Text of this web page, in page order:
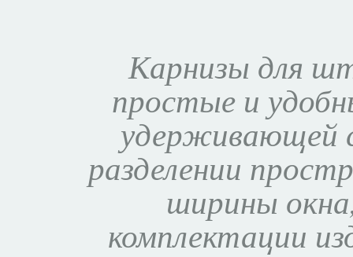
Карнизы для
простые и
удерживающей
разделении
ширины
комплектации